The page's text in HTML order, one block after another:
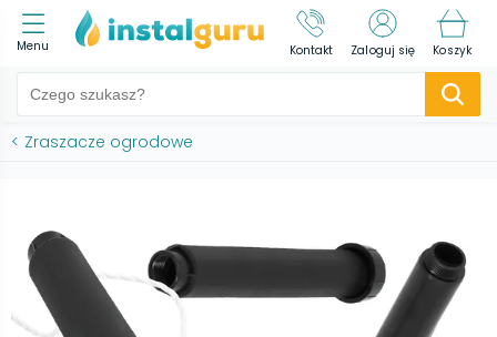
Menu Kontakt Zaloguj się Koszyk
< Zraszacze ogrodowe